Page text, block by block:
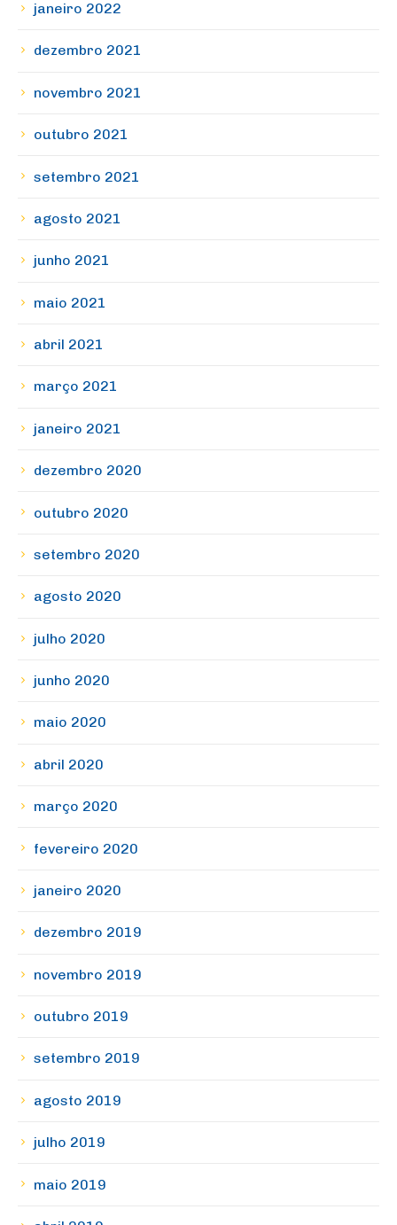
janeiro 2022
dezembro 2021
novembro 2021
outubro 2021
setembro 2021
agosto 2021
junho 2021
maio 2021
abril 2021
março 2021
janeiro 2021
dezembro 2020
outubro 2020
setembro 2020
agosto 2020
julho 2020
junho 2020
maio 2020
abril 2020
março 2020
fevereiro 2020
janeiro 2020
dezembro 2019
novembro 2019
outubro 2019
setembro 2019
agosto 2019
julho 2019
maio 2019